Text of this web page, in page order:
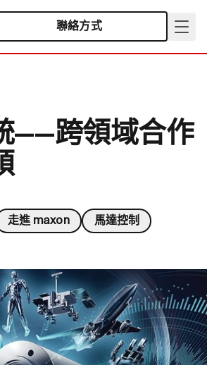
聯絡方式
——跨領域合作
走進 maxon 馬達控制